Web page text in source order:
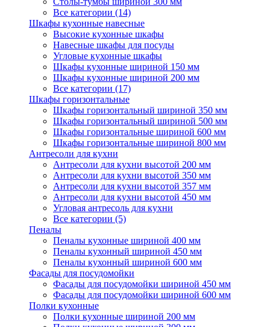
Все категории (14)
Шкафы кухонные навесные
Высокие кухонные шкафы
Навесные шкафы для посуды
Угловые кухонные шкафы
Шкафы кухонные шириной 150 мм
Шкафы кухонные шириной 200 мм
Все категории (17)
Шкафы горизонтальные
Шкафы горизонтальный шириной 350 мм
Шкафы горизонтальный шириной 500 мм
Шкафы горизонтальные шириной 600 мм
Шкафы горизонтальные шириной 800 мм
Антресоли для кухни
Антресоли для кухни высотой 200 мм
Антресоли для кухни высотой 350 мм
Антресоли для кухни высотой 357 мм
Антресоли для кухни высотой 450 мм
Угловая антресоль для кухни
Все категории (5)
Пеналы
Пеналы кухонные шириной 400 мм
Пеналы кухонный шириной 450 мм
Пеналы кухонный шириной 600 мм
Фасады для посудомойки
Фасады для посудомойки шириной 450 мм
Фасады для посудомойки шириной 600 мм
Полки кухонные
Полки кухонные шириной 200 мм